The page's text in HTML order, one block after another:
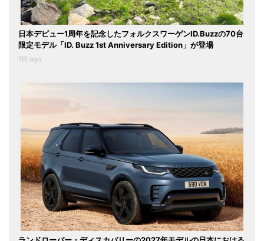
日本デビュー1周年を記念したフォルクスワーゲンID.Buzzの70台
限定モデル「ID. Buzz 1st Anniversary Edition」が登場
1日 ago